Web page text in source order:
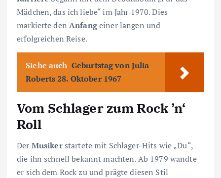
Mädchen, das ich liebe“ im Jahr 1970. Dies
markierte denAnfangeiner langen und
erfolgreichen Reise.
Siehe auch Geburtstag von Julia
Roberts 28. Oktober 1967
Vom Schlager zum Rock ’n‘
Roll
Der Musikerstartete mit Schlager-Hits wie „Du“,
die ihn schnell bekannt machten. Ab 1979 wandte
er sich dem Rock zu und prägte diesen Stil